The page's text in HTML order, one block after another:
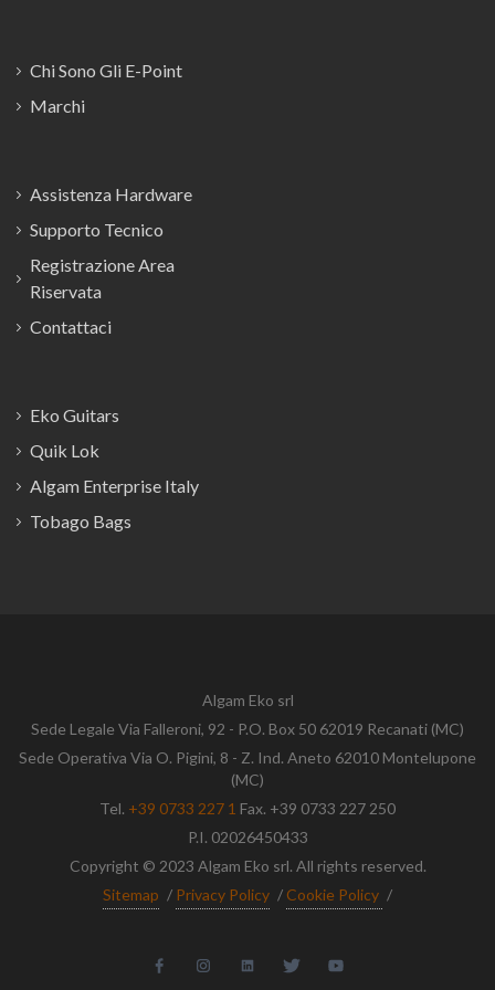
Chi Sono Gli E-Point
Marchi
Assistenza Hardware
Supporto Tecnico
Registrazione Area
Riservata
Contattaci
Eko Guitars
Quik Lok
Algam Enterprise Italy
Tobago Bags
Algam Eko srl
Sede Legale Via Falleroni, 92 - P.O. Box 50 62019 Recanati (MC)
Sede Operativa Via O. Pigini, 8 - Z. Ind. Aneto 62010 Montelupone
(MC)
Tel. +39 0733 227 1 Fax. +39 0733 227 250
P.I. 02026450433
Copyright © 2023 Algam Eko srl. All rights reserved.
Sitemap / Privacy Policy / Cookie Policy /